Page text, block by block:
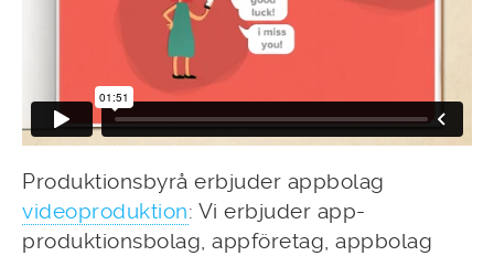
Produktionsbyrå erbjuder appbolag
videoproduktion: Vi erbjuder app-
produktionsbolag, appföretag, appbolag